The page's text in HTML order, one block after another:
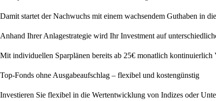
Damit startet der Nachwuchs mit einem wachsendem Guthaben in
Anhand Ihrer Anlagestrategie wird Ihr Investment auf
Mit individuellen Sparplänen bereits ab 25€ monatlich kontinuierlich
Top-Fonds ohne Ausgabeaufschlag – flexibel und kostengünstig
Investieren Sie flexibel in die Wertentwicklung von Indizes oder